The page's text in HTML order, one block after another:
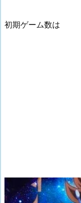
初期ゲーム数は